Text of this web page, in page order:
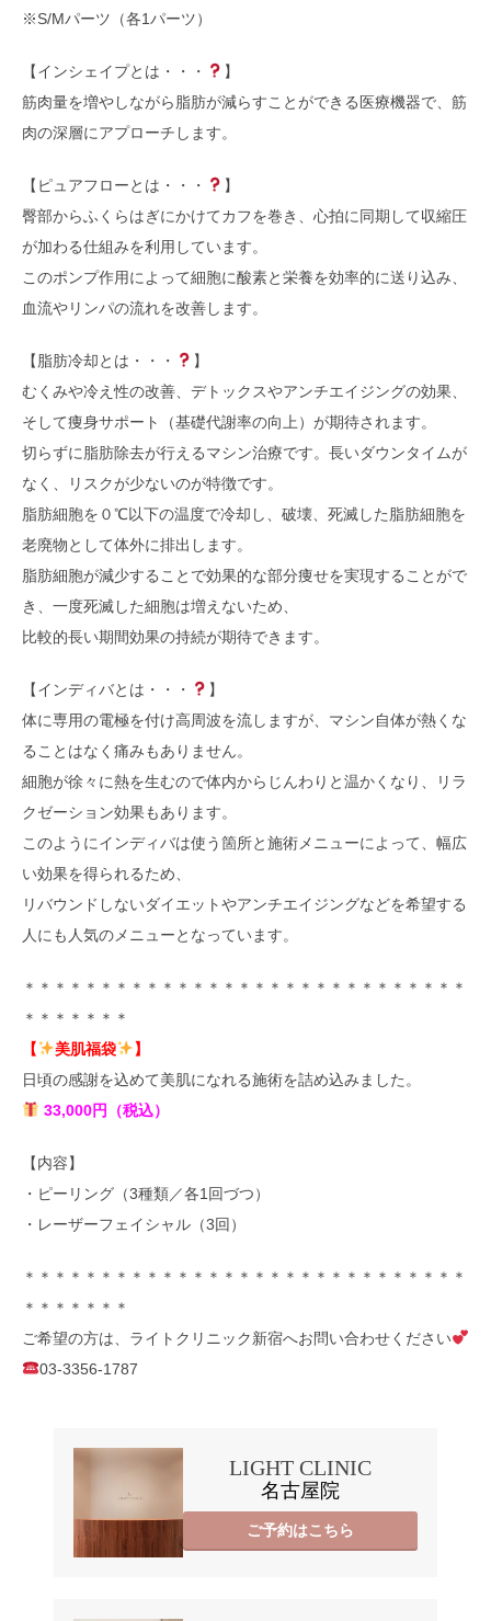
※S/Mパーツ（各1パーツ）
【インシェイプとは・・・
】
筋肉量を増やしながら脂肪が減らすことができる医療機器で、筋
肉の深層にアプローチします。
【ピュアフローとは・・・
】
臀部からふくらはぎにかけてカフを巻き、心拍に同期して収縮圧
が加わる仕組みを利用しています。
このポンプ作用によって細胞に酸素と栄養を効率的に送り込み、
血流やリンパの流れを改善します。
【脂肪冷却とは・・・
】
むくみや冷え性の改善、デトックスやアンチエイジングの効果、
そして痩身サポート（基礎代謝率の向上）が期待されます。
切らずに脂肪除去が行えるマシン治療です。長いダウンタイムが
なく、リスクが少ないのが特徴です。
脂肪細胞を０℃以下の温度で冷却し、破壊、死滅した脂肪細胞を
老廃物として体外に排出します。
脂肪細胞が減少することで効果的な部分痩せを実現することがで
き、一度死滅した細胞は増えないため、
比較的長い期間効果の持続が期待できます。
【インディバとは・・・
】
体に専用の電極を付け高周波を流しますが、マシン自体が熱くな
ることはなく痛みもありません。
細胞が徐々に熱を生むので体内からじんわりと温かくなり、リラ
クゼーション効果もあります。
このようにインディバは使う箇所と施術メニューによって、幅広
い効果を得られるため、
リバウンドしないダイエットやアンチエイジングなどを希望する
人にも人気のメニューとなっています。
＊＊＊＊＊＊＊＊＊＊＊＊＊＊＊＊＊＊＊＊＊＊＊＊＊＊＊＊＊
＊＊＊＊＊＊＊
【
美肌福袋
】
日頃の感謝を込めて美肌になれる施術を詰め込みました。
33,000円（税込）
【内容】
・ピーリング（3種類／各1回づつ）
・レーザーフェイシャル（3回）
＊＊＊＊＊＊＊＊＊＊＊＊＊＊＊＊＊＊＊＊＊＊＊＊＊＊＊＊＊
＊＊＊＊＊＊＊
ご希望の方は、ライトクリニック新宿へお問い合わせください
03-3356-1787
LIGHT CLINIC
名古屋院
ご予約はこちら